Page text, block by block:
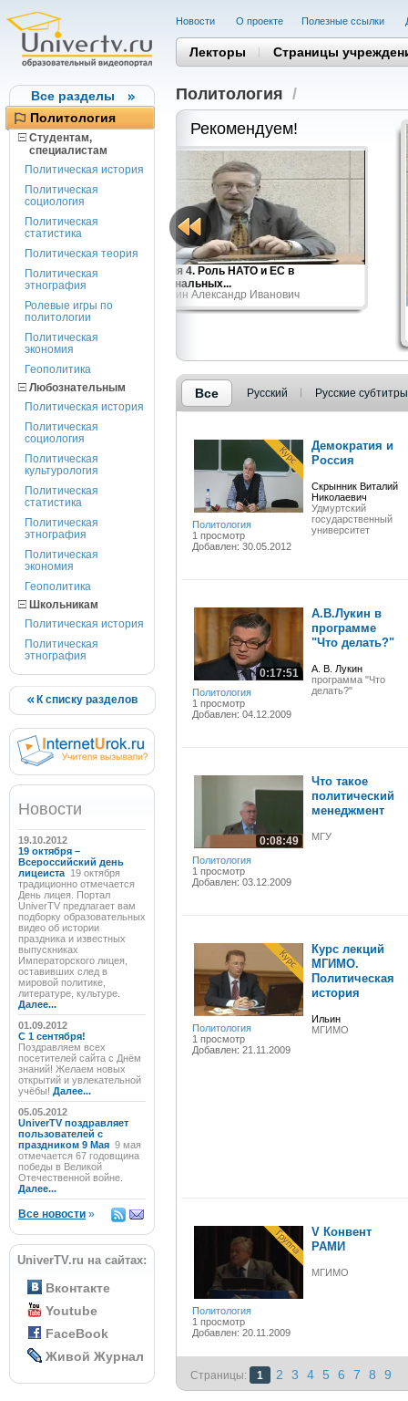
Все разделы
Политология
Студентам,
cпециалистам
Политическая история
Политическая
социология
Политическая
статистика
Политическая теория
Политическая
этнография
Ролевые игры по
политологии
Политическая
экономия
Геополитика
Любознательным
Политическая история
Политическая
социология
Политическая
культурология
Политическая
статистика
Политическая
этнография
Политическая
экономия
Геополитика
Школьникам
Политическая история
Политическая
этнография
К списку разделов
Новости
19.10.2012
19 октября –
Всероссийский день
лицеиста 19 октября
традиционно отмечается
День лицея. Портал
UniverTV предлагает вам
подборку образовательных
видео об истории
праздника и известных
выпускниках
Императорского лицея,
оставивших след в
мировой политике,
литературе, культуре.
Далее...
01.09.2012
C 1 сентября!
Поздравляем всех
посетителей сайта с Днём
знаний! Желаем новых
открытий и увлекательной
учёбы! Далее...
05.05.2012
UniverTV поздравляет
пользователей с
праздником 9 Мая 9 мая
отмечается 67 годовщина
победы в Великой
Отечественной войне.
Далее...
Все новости »
UniverTV.ru на сайтах:
Вконтакте
Youtube
FaceBook
Живой Журнал
Новости О проекте Полезные cсылки
Лекторы Страницы
Политология /
Рекомендуем!
Лекция 4. Роль НАТО и ЕС в
региональных...
Никитин Александр Иванович
Все Русский Русские субтитры
Политология
1 просмотр
Добавлен: 30.05.2012
Демократия и
Россия
Скрынник Виталий
Николаевич
Удмуртский
государственный
университет
0:17:51
Политология
1 просмотр
Добавлен: 04.12.2009
А.В.Лукин в
программе
"Что делать?"
А. В. Лукин
программа "Что
делать?"
0:08:49
Политология
1 просмотр
Добавлен: 03.12.2009
Что такое
политический
менеджмент
МГУ
Политология
1 просмотр
Добавлен: 21.11.2009
Курс лекций
МГИМО.
Политическая
история
Ильин
МГИМО
Политология
1 просмотр
Добавлен: 20.11.2009
V Конвент
РАМИ
МГИМО
Страницы: 1 2 3 4 5 6 7 8 9